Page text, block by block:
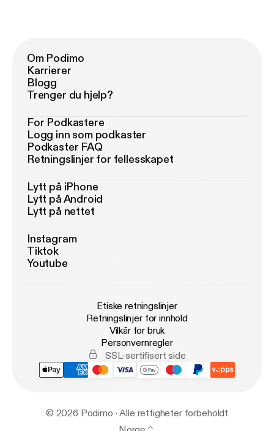
Om Podimo
Karrierer
Blogg
Trenger du hjelp?
For Podkastere
Logg inn som podkaster
Podkaster FAQ
Retningslinjer for fellesskapet
Lytt på iPhone
Lytt på Android
Lytt på nettet
Instagram
Tiktok
Youtube
Etiske retningslinjer
Retningslinjer for innhold
Vilkår for bruk
Personvernregler
SSL-sertifisert side
© 2026 Podimo · Alle rettigheter forbeholdt